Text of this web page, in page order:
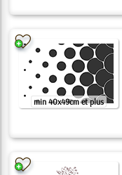
min 40x49cm et plus